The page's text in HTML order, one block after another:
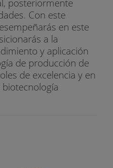
posteriormente
Con este
en este
a la
y aplicación
de producción de
de excelencia y en